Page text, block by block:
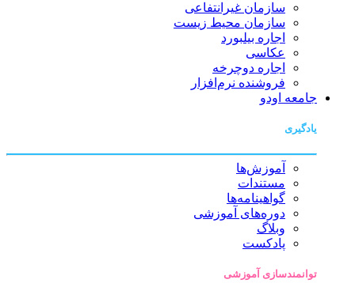
سازمان غیرانتفاعی
سازمان محیط زیست
اجاره بیلبورد
عکاسی
اجاره دوچرخه
فروشنده نرم‌افزار
جامعه اودو
یادگیری
آموزش‌ها
مستندات
گواهینامه‌ها
دوره‌های آموزشی
وبلاگ
پادکست
توانمندسازی آموزشی